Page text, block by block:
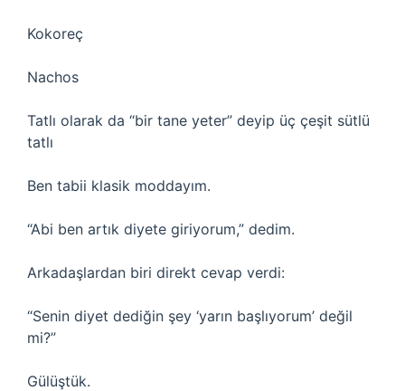
Kokoreç
Nachos
Tatlı olarak da “bir tane yeter” deyip üç çeşit sütlü
tatlı
Ben tabii klasik moddayım.
“Abi ben artık diyete giriyorum,” dedim.
Arkadaşlardan biri direkt cevap verdi:
“Senin diyet dediğin şey ‘yarın başlıyorum’ değil
mi?”
Gülüştük.